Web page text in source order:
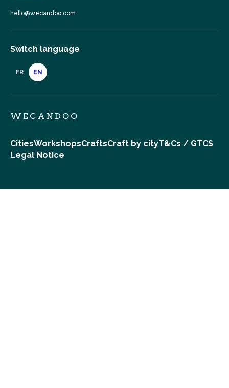
hello@wecandoo.com
Switch language
FR EN
WECANDOO
CitiesWorkshopsCraftsCraft by cityT&Cs / GTCS
Legal Notice